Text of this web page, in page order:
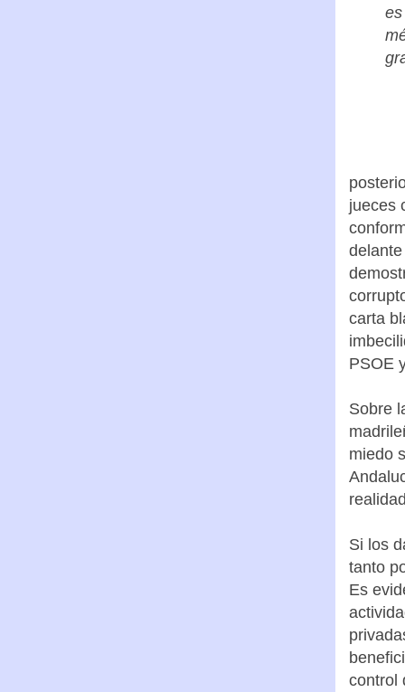
jueces
carta
PSOE
Sobre
miedo
Si los
tanto
Es
control